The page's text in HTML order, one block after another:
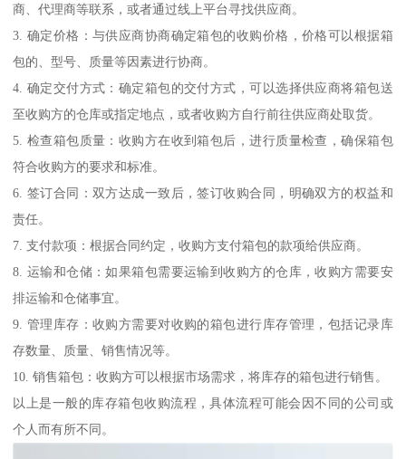
商、代理商等联系，或者通过线上平台寻找供应商。
3. 确定价格：与供应商协商确定箱包的收购价格，价格可以根据箱
包的、型号、质量等因素进行协商。
4. 确定交付方式：确定箱包的交付方式，可以选择供应商将箱包送
至收购方的仓库或指定地点，或者收购方自行前往供应商处取货。
5. 检查箱包质量：收购方在收到箱包后，进行质量检查，确保箱包
符合收购方的要求和标准。
6. 签订合同：双方达成一致后，签订收购合同，明确双方的权益和
责任。
7. 支付款项：根据合同约定，收购方支付箱包的款项给供应商。
8. 运输和仓储：如果箱包需要运输到收购方的仓库，收购方需要安
排运输和仓储事宜。
9. 管理库存：收购方需要对收购的箱包进行库存管理，包括记录库
存数量、质量、销售情况等。
10. 销售箱包：收购方可以根据市场需求，将库存的箱包进行销售。
以上是一般的库存箱包收购流程，具体流程可能会因不同的公司或
个人而有所不同。